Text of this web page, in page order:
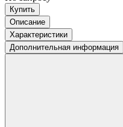
Купить
Описание
Характеристики
Дополнительная информация